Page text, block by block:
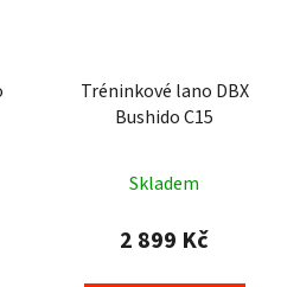
Tréninkové lano DBX
Bushido C15
Skladem
2 899 Kč